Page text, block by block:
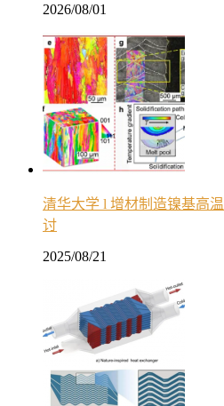
2026/08/01
清华大学 l 增材制造镍基高
讨
2025/08/21